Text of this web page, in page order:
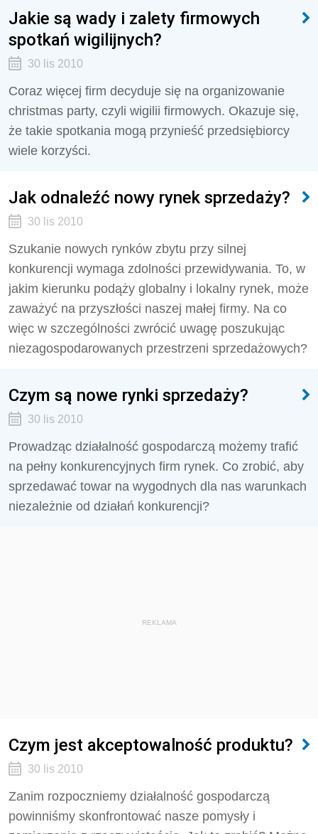
Jakie są wady i zalety firmowych
spotkań wigilijnych?
30 lis 2010
Coraz więcej firm decyduje się na organizowanie
christmas party, czyli wigilii firmowych. Okazuje się,
że takie spotkania mogą przynieść przedsiębiorcy
wiele korzyści.
Jak odnaleźć nowy rynek sprzedaży?
30 lis 2010
Szukanie nowych rynków zbytu przy silnej
konkurencji wymaga zdolności przewidywania. To, w
jakim kierunku podąży globalny i lokalny rynek, może
zaważyć na przyszłości naszej małej firmy. Na co
więc w szczególności zwrócić uwagę poszukując
niezagospodarowanych przestrzeni sprzedażowych?
Czym są nowe rynki sprzedaży?
30 lis 2010
Prowadząc działalność gospodarczą możemy trafić
na pełny konkurencyjnych firm rynek. Co zrobić, aby
sprzedawać towar na wygodnych dla nas warunkach
niezależnie od działań konkurencji?
REKLAMA
Czym jest akceptowalność produktu?
30 lis 2010
Zanim rozpoczniemy działalność gospodarczą
powinniśmy skonfrontować nasze pomysły i